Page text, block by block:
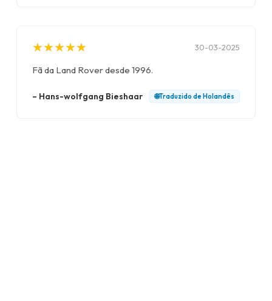
★
★★
★★
★★
★★
★ 30-03-2025
Fã da Land Rover desde 1996.
– Hans-wolfgang Bieshaar 🌐Traduzido de Holandês